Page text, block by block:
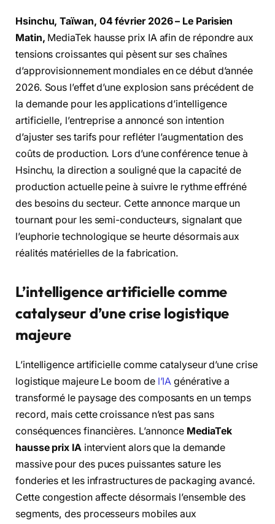
Hsinchu, Taïwan, 04 février 2026 – Le Parisien
Matin, MediaTek hausse prix IA afin de répondre aux
tensions croissantes qui pèsent sur ses chaînes
d’approvisionnement mondiales en ce début d’année
2026. Sous l’effet d’une explosion sans précédent de
la demande pour les applications d’intelligence
artificielle, l’entreprise a annoncé son intention
d’ajuster ses tarifs pour refléter l’augmentation des
coûts de production. Lors d’une conférence tenue à
Hsinchu, la direction a souligné que la capacité de
production actuelle peine à suivre le rythme effréné
des besoins du secteur. Cette annonce marque un
tournant pour les semi-conducteurs, signalant que
l’euphorie technologique se heurte désormais aux
réalités matérielles de la fabrication.
L’intelligence artificielle comme
catalyseur d’une crise logistique
majeure
L’intelligence artificielle comme catalyseur d’une crise
logistique majeure Le boom de l’IA générative a
transformé le paysage des composants en un temps
record, mais cette croissance n’est pas sans
conséquences financières. L’annonce MediaTek
hausse prix IAintervient alors que la demande
massive pour des puces puissantes sature les
fonderies et les infrastructures de packaging avancé.
Cette congestion affecte désormais l’ensemble des
segments, des processeurs mobiles aux